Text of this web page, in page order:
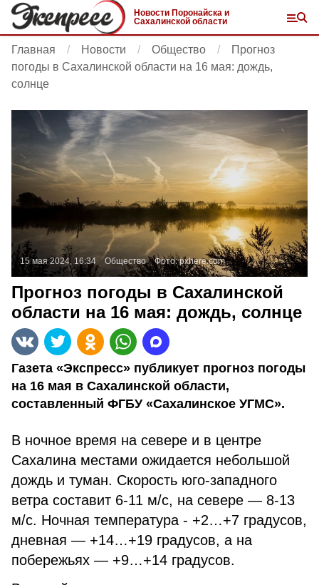
Новости Поронайска и
Сахалинской области
Главная Новости Общество
Прогноз
погоды в Сахалинской области на 16 мая: дождь,
солнце
15 мая 2024, 16:34 Общество Фото:pxhere.com
Прогноз погоды в Сахалинской
области на 16 мая: дождь, солнце
Газета «Экспресс» публикует прогноз погоды
на 16 мая в Сахалинской области,
составленный ФГБУ «Сахалинское УГМС».
В ночное время на севере и в центре
Сахалина местами ожидается небольшой
дождь и туман. Скорость юго-западного
ветра составит 6-11 м/с, на севере — 8-13
м/с. Ночная температура - +2…+7 градусов,
дневная — +14…+19 градусов, а на
побережьях — +9…+14 градусов.